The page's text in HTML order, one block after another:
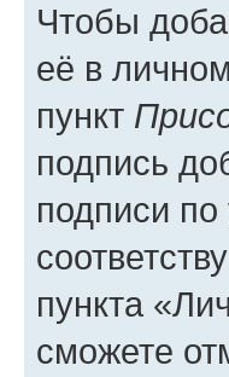
Чтобы
её в
пункт
подпись
подписи
пункта
сможете